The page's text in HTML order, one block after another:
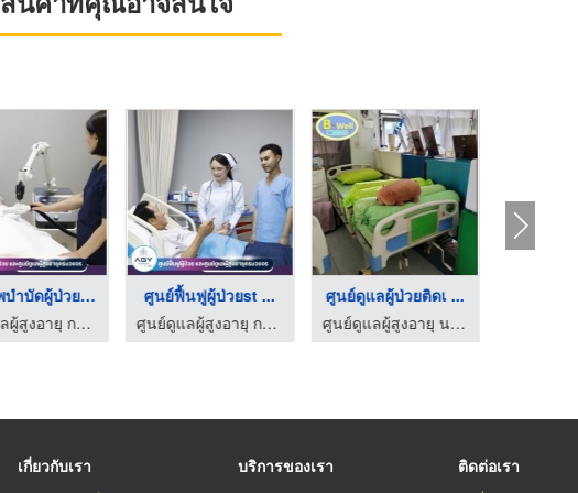
กายภาพบำบัดผู้ป่วยสโ ...
ศูนย์ดูแลผู้สูงอายุ กรุงเทพ - AGY Hospital
ศูนย์ฟื้นฟูผู้ป่วยst ...
ศูนย์ดูแลผู้สูงอายุ กรุงเทพ - AGY Hospital
ศูนย์ดูแลผู้ป่วยติดเ ...
ศูนย์ดูแลผู้สูงอายุ นนทบุรี
เกี่ยวกับเรา บริการของเรา ติดต่อเรา